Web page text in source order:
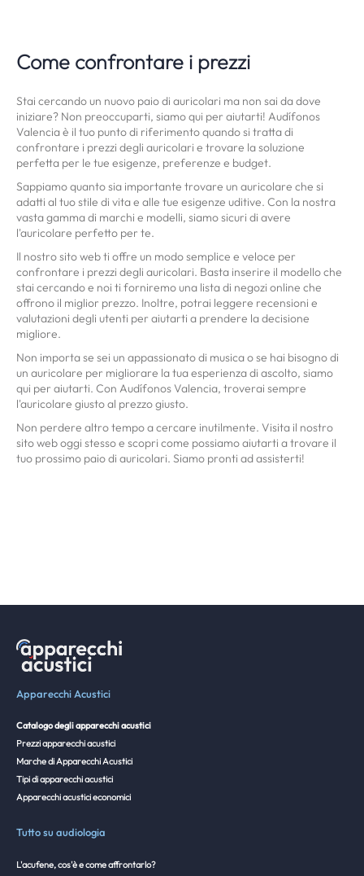
Come confrontare i prezzi
Stai cercando un nuovo paio di auricolari ma non sai da dove
iniziare? Non preoccuparti, siamo qui per aiutarti! Audífonos
Valencia è il tuo punto di riferimento quando si tratta di
confrontare i prezzi degli auricolari e trovare la soluzione
perfetta per le tue esigenze, preferenze e budget.
Sappiamo quanto sia importante trovare un auricolare che si
adatti al tuo stile di vita e alle tue esigenze uditive. Con la nostra
vasta gamma di marchi e modelli, siamo sicuri di avere
l'auricolare perfetto per te.
Il nostro sito web ti offre un modo semplice e veloce per
confrontare i prezzi degli auricolari. Basta inserire il modello che
stai cercando e noi ti forniremo una lista di negozi online che
offrono il miglior prezzo. Inoltre, potrai leggere recensioni e
valutazioni degli utenti per aiutarti a prendere la decisione
migliore.
Non importa se sei un appassionato di musica o se hai bisogno di
un auricolare per migliorare la tua esperienza di ascolto, siamo
qui per aiutarti. Con Audífonos Valencia, troverai sempre
l'auricolare giusto al prezzo giusto.
Non perdere altro tempo a cercare inutilmente. Visita il nostro
sito web oggi stesso e scopri come possiamo aiutarti a trovare il
tuo prossimo paio di auricolari. Siamo pronti ad assisterti!
Apparecchi Acustici
Catalogo degli apparecchi acustici
Prezzi apparecchi acustici
Marche di Apparecchi Acustici
Tipi di apparecchi acustici
Apparecchi acustici economici
Tutto su audiologia
L'acufene, cos'è e come affrontarlo?